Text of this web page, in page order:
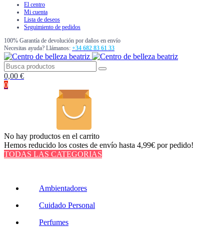
El centro
Mi cuenta
Lista de deseos
Seguimiento de pedidos
100% Garantía de devolución por daños en envío
Necesitas ayuda? Llámanos: +34 682 83 61 33
0,00 €
0
No hay productos en el carrito
Hemos reducido los costes de envío hasta 4,99€ por pedido!
TODAS LAS CATEGORIAS
Ambientadores
Cuidado Personal
Perfumes